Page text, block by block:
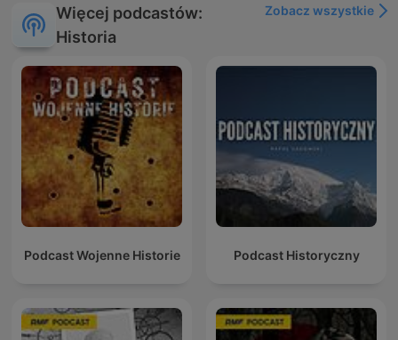
Więcej podcastów:
Historia
Zobacz wszystkie
Podcast Wojenne Historie Podcast Historyczny